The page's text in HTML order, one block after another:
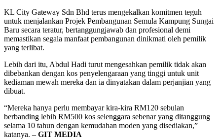
KL City Gateway Sdn Bhd terus mengekalkan komitmen teguh
untuk menjalankan Projek Pembangunan Semula Kampung Sungai
Baru secara teratur, bertanggungjawab dan profesional demi
memastikan segala manfaat pembangunan dinikmati oleh pemilik
yang terlibat.
Lebih dari itu, Abdul Hadi turut mengesahkan pemilik tidak akan
dibebankan dengan kos penyelengaraan yang tinggi untuk unit
kediaman mewah mereka dan ia dinyatakan dalam perjanjian yang
dibuat.
“Mereka hanya perlu membayar kira-kira RM120 sebulan
berbanding lebih RM500 kos selenggara sebenar yang ditanggung
selama 10 tahun dengan kemudahan moden yang disediakan,”
katanya. – GIT MEDIA